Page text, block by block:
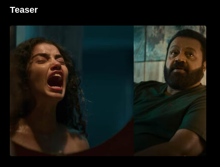
Teaser
‘ജെഎസ്‌കെ’ ടീസർ പുറത്ത്; വക്കീൽ
വേഷത്തിൽ നിറഞ്ഞാടി സുരേഷ് ഗോപി..